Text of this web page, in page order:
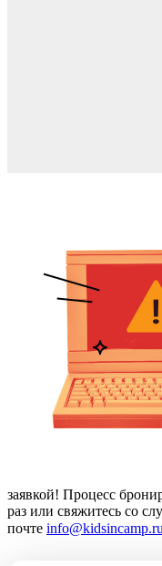
заявкой! Процесс
раз или свяжитесь со
почте info@kidsincamp.ru